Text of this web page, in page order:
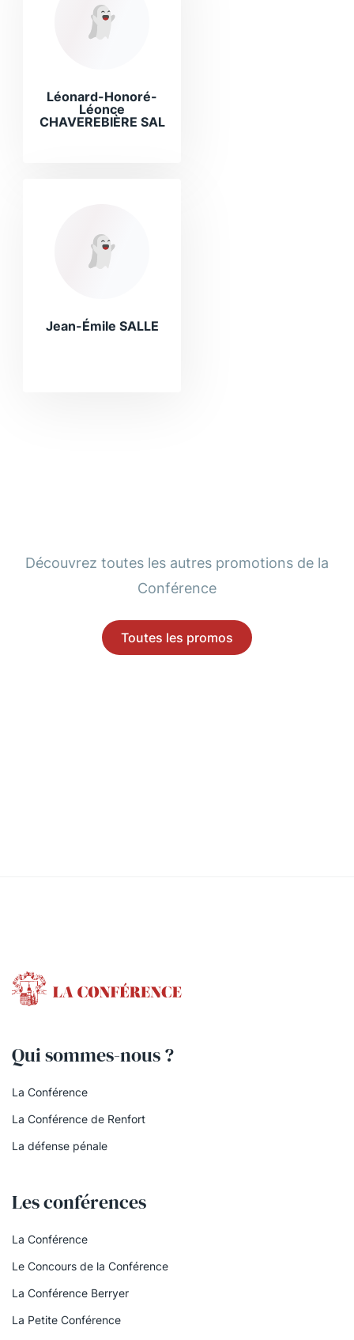
Léonard-Honoré-
Léonce
CHAVEREBIÈRE SAL
Jean-Émile SALLE
Découvrez toutes les autres promotions de la
Conférence
Toutes les promos
Qui sommes-nous ?
La Conférence
La Conférence de Renfort
La défense pénale
Les conférences
La Conférence
Le Concours de la Conférence
La Conférence Berryer
La Petite Conférence